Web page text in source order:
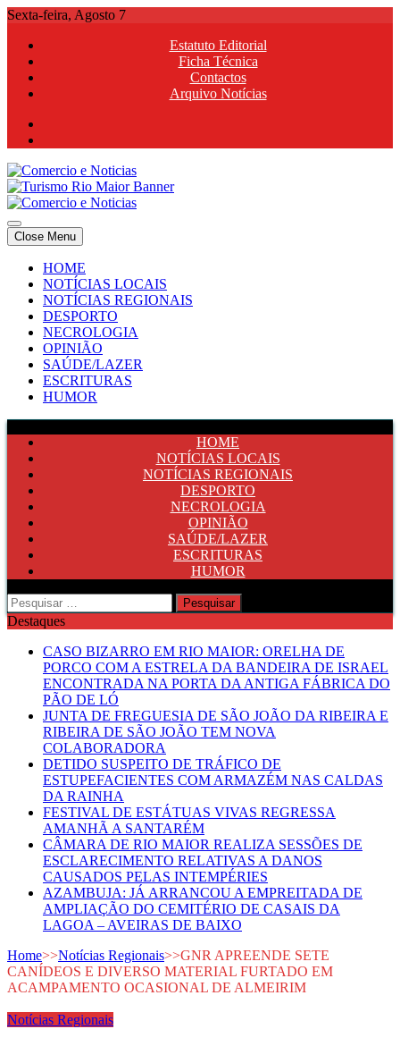
Skip
content
Sexta-feira, Agosto 7
Estatuto Editorial
Ficha Técnica
Contactos
Arquivo Notícias
Comercio e Noticias
Notícias e Publicidade Online
Comercio e Noticias
Notícias e Publicidade Online
Close Menu
HOME
NOTÍCIAS LOCAIS
NOTÍCIAS REGIONAIS
DESPORTO
NECROLOGIA
OPINIÃO
SAÚDE/LAZER
ESCRITURAS
HUMOR
HOME
NOTÍCIAS LOCAIS
NOTÍCIAS REGIONAIS
DESPORTO
NECROLOGIA
OPINIÃO
SAÚDE/LAZER
ESCRITURAS
HUMOR
Pesquisar
por:
Destaques
CASO BIZARRO EM RIO MAIOR: ORELHA DE
PORCO COM A ESTRELA DA BANDEIRA DE ISRAEL
ENCONTRADA NA PORTA DA ANTIGA FÁBRICA DO
PÃO DE LÓ
JUNTA DE FREGUESIA DE SÃO JOÃO DA RIBEIRA E
RIBEIRA DE SÃO JOÃO TEM NOVA
COLABORADORA
DETIDO SUSPEITO DE TRÁFICO DE
ESTUPEFACIENTES COM ARMAZÉM NAS CALDAS
DA RAINHA
FESTIVAL DE ESTÁTUAS VIVAS REGRESSA
AMANHÃ A SANTARÉM
CÂMARA DE RIO MAIOR REALIZA SESSÕES DE
ESCLARECIMENTO RELATIVAS A DANOS
CAUSADOS PELAS INTEMPÉRIES
AZAMBUJA: JÁ ARRANCOU A EMPREITADA DE
AMPLIAÇÃO DO CEMITÉRIO DE CASAIS DA
LAGOA – AVEIRAS DE BAIXO
Home>>Notícias Regionais>>GNR APREENDE SETE
CANÍDEOS E DIVERSO MATERIAL FURTADO EM
ACAMPAMENTO OCASIONAL DE ALMEIRIM
Notícias Regionais